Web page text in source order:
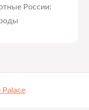
России:
Palace